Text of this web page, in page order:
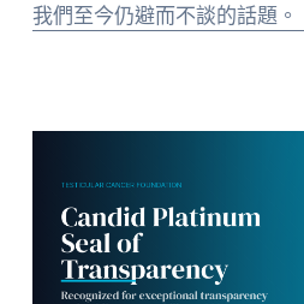
我們至今仍避而不談的話題。